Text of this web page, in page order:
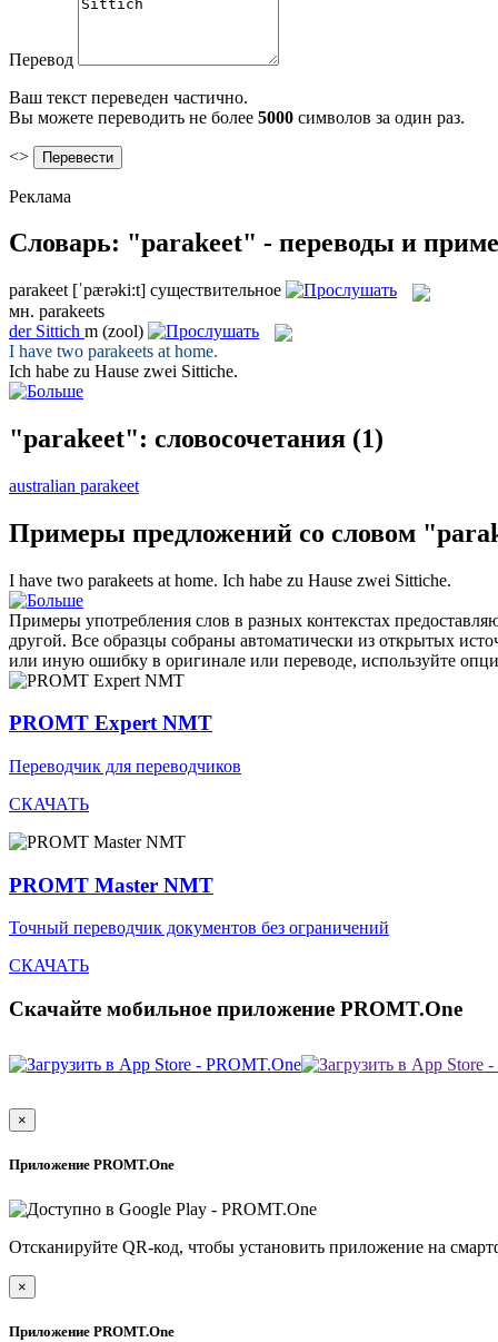
Перевод
Ваш текст переведен частично.
Вы можете переводить не более 5000 символов за один раз.
<>
Реклама
Словарь: "parakeet" - переводы и
parakeet [ˈpærəki:t] существительное
мн. parakeets
der Sittich m (zool)
I have two parakeets at home.
Ich habe zu Hause zwei Sittiche.
"parakeet": словосочетания (1)
australian parakeet
Примеры предложений со словом
I have two parakeets at home. Ich habe zu Hause zwei Sittiche.
Примеры употребления слов в разных контекстах
другой. Все образцы собраны автоматически из открытых
или иную ошибку в оригинале или переводе, используйте
PROMT Expert NMT
Переводчик для переводчиков
СКАЧАТЬ
PROMT Master NMT
Точный переводчик документов без ограничений
СКАЧАТЬ
Скачайте мобильное приложение PROMT.One
×
Приложение PROMT.One
Отсканируйте QR-код, чтобы установить приложение на
×
Приложение PROMT.One